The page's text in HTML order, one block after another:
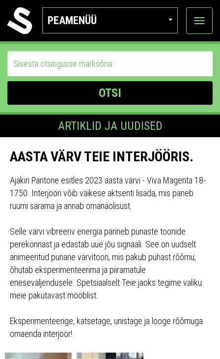
PEAMENÜÜ
Ava
OTSI
ARTIKLID JA UUDISED
AASTA VÄRV TEIE INTERJÖÖRIS.
Ajakiri Pantone esitles 2023 aasta värvi - Viva Magenta 18-
1750. Interjööri võib väikese aktsenti lisada, mis paneb
ruumi särama ja annab omanäolisust.
Selle värvi vibreeriv energia pärineb punaste toonide
perekonnast ja edastab uue jõu signaali. See on uudselt
animeeritud punane värvitoon, mis pakub puhast rõõmu,
õhutab eksperimenteerima ja piiramatule
eneseväljendusele. Spetsiaalselt Teie jaoks tegime valiku
meie pakutavast mööblist.
Eksperimenteerige, katsetage, unistage ja looge rõõmuga
omaenda interjöör!